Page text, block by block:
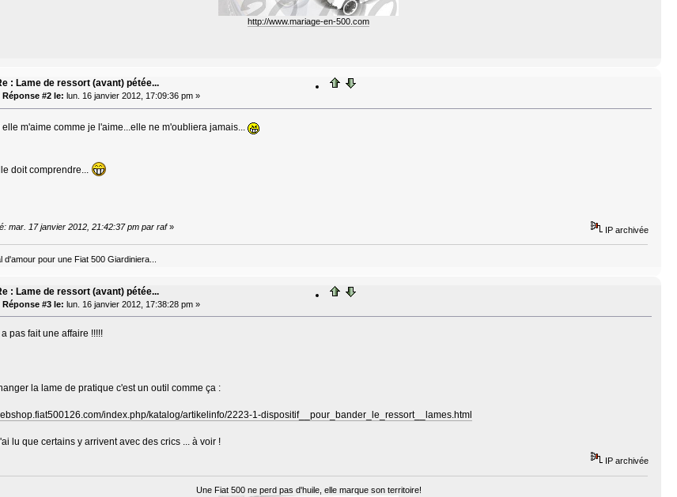
http://www.mariage-en-500.com
: Lame de ressort (avant) pétée...
Réponse #2 le: lun. 16 janvier 2012, 17:09:36 pm »
elle m'aime comme je l'aime...elle ne m'oubliera jamais...
doit comprendre...
mar. 17 janvier 2012, 21:42:37 pm par raf» IP archivée
d'amour pour une Fiat 500 Giardiniera...
: Lame de ressort (avant) pétée...
Réponse #3 le: lun. 16 janvier 2012, 17:38:28 pm »
pas fait une affaire !!!!!
la lame de pratique c'est un outil comme ça :
index.php/katalog/artikelinfo/2223-1-dispositif__pour_bander_le_ressort__lames.html
lu que certains y arrivent avec des crics ... à voir !
IP archivée
Une Fiat 500 ne perd pas d'huile, elle marque son territoire!